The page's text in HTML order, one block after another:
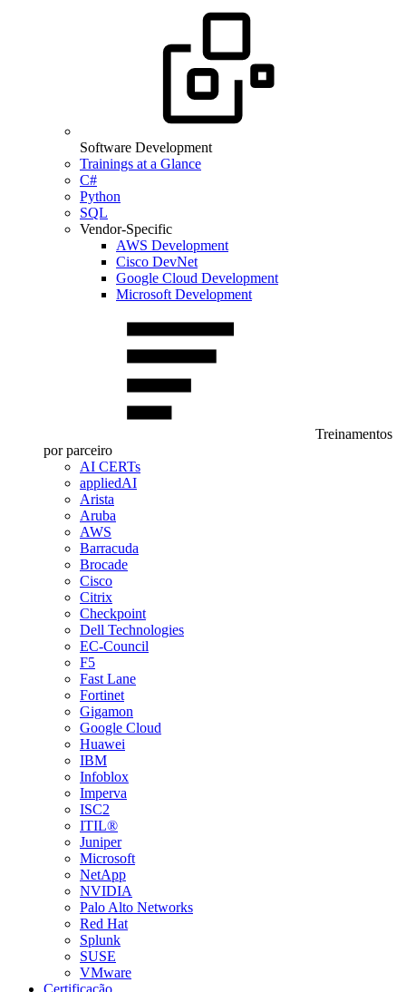
Software Development
Trainings at a Glance
C#
Python
SQL
Vendor-Specific
AWS Development
Cisco DevNet
Google Cloud Development
Microsoft Development
Treinamentos
por parceiro
AI CERTs
appliedAI
Arista
Aruba
AWS
Barracuda
Brocade
Cisco
Citrix
Checkpoint
Dell Technologies
EC-Council
F5
Fast Lane
Fortinet
Gigamon
Google Cloud
Huawei
IBM
Infoblox
Imperva
ISC2
ITIL®
Juniper
Microsoft
NetApp
NVIDIA
Palo Alto Networks
Red Hat
Splunk
SUSE
VMware
Certificação